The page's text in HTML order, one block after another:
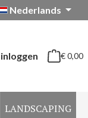
Nederlands
inloggen € 0,00
LANDSCAPING